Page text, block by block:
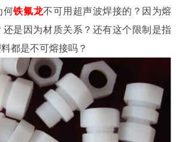
何铁氟龙不可用超声波焊接的？因为熔
还是因为材质关系？还有这个限制是指
都是不可熔接吗？